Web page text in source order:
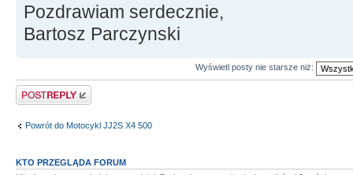
Pozdrawiam serdecznie,
Bartosz Parczynski
Wyświetl posty nie starsze niż:
Odpowiedz
Powrót do Motocykl JJ2S X4 500
KTO PRZEGLĄDA FORUM